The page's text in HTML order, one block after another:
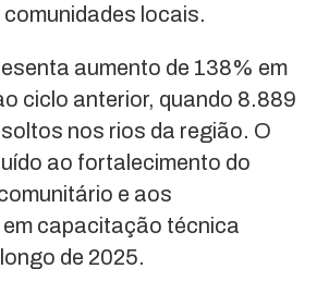
locais.
aumento de 138% em
ciclo anterior, quando 8.889
nos rios da região. O
ao fortalecimento do
e aos
capacitação técnica
de 2025.